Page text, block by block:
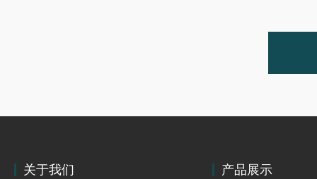
关于我们 产品展示